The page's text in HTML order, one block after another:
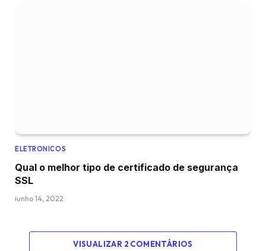
ELETRONICOS
Qual o melhor tipo de certificado de segurança
SSL
junho 14, 2022
VISUALIZAR 2 COMENTÁRIOS